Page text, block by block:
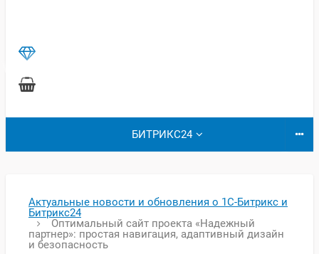
БИТРИКС24
Актуальные новости и обновления о 1С-Битрикс и
Битрикс24
Оптимальный сайт проекта «Надежный
партнер»: простая навигация, адаптивный дизайн
и безопасность